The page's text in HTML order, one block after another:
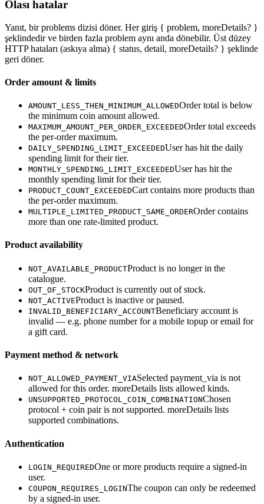
Olası hatalar
Yanıt, bir problems dizisi döner. Her giriş { problem, moreDetails? }
şeklindedir ve birden fazla problem aynı anda dönebilir. Üst düzey
HTTP hataları (askıya alma) { status, detail, moreDetails? } şeklinde
geri döner.
Order amount & limits
AMOUNT_LESS_THEN_MINIMUM_ALLOWEDOrder total is below
the minimum coin amount allowed.
MAXIMUM_AMOUNT_PER_ORDER_EXCEEDEDOrder total exceeds
the per-order maximum.
DAILY_SPENDING_LIMIT_EXCEEDEDUser has hit the daily
spending limit for their tier.
MONTHLY_SPENDING_LIMIT_EXCEEDEDUser has hit the
monthly spending limit for their tier.
PRODUCT_COUNT_EXCEEDEDCart contains more products than
the per-order maximum.
MULTIPLE_LIMITED_PRODUCT_SAME_ORDEROrder contains
more than one rate-limited product.
Product availability
NOT_AVAILABLE_PRODUCTProduct is no longer in the
catalogue.
OUT_OF_STOCKProduct is currently out of stock.
NOT_ACTIVEProduct is inactive or paused.
INVALID_BENEFICIARY_ACCOUNTBeneficiary account is
invalid — e.g. phone number for a mobile topup or email for
a gift card.
Payment method & network
NOT_ALLOWED_PAYMENT_VIASelected payment_via is not
allowed for this order. moreDetails lists allowed kinds.
UNSUPPORTED_PROTOCOL_COIN_COMBINATIONChosen
protocol + coin pair is not supported. moreDetails lists
supported combinations.
Authentication
LOGIN_REQUIREDOne or more products require a signed-in
user.
COUPON_REQUIRES_LOGINThe coupon can only be redeemed
by a signed-in user.